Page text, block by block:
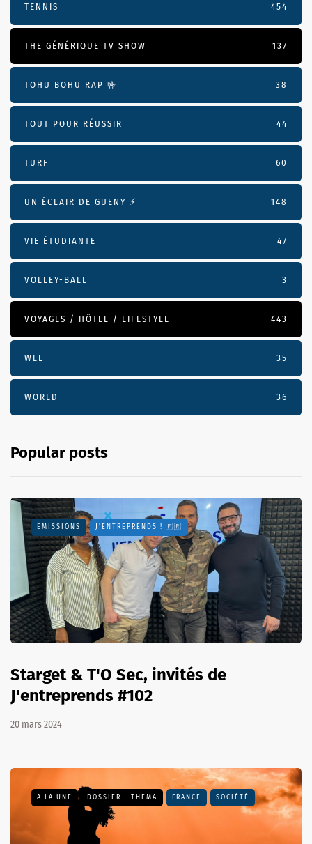
TENNIS 454
THE GÉNÉRIQUE TV SHOW 137
TOHU BOHU RAP 🤟 38
TOUT POUR RÉUSSIR 44
TURF 60
UN ÉCLAIR DE GUENY ⚡️ 148
VIE ÉTUDIANTE 47
VOLLEY-BALL 3
VOYAGES / HÔTEL / LIFESTYLE 443
WEL 35
WORLD 36
Popular posts
EMISSIONS J'ENTREPRENDS ! 🇫🇷
Starget & T'O Sec, invités de
J'entreprends #102
20 mars 2024
A LA UNE DOSSIER - THEMA FRANCE SOCIÉTÉ